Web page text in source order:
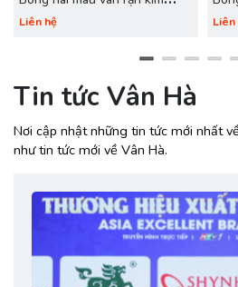
cương KC-107 đen
Liên hệ Liên
Tin tức Vân Hà
Nơi cập nhật những tin tức mới nhất
như tin tức mới về Vân Hà.